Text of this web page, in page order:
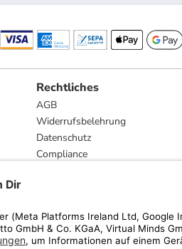
Rechtliches
AGB
Widerrufsbelehrung
Datenschutz
Compliance